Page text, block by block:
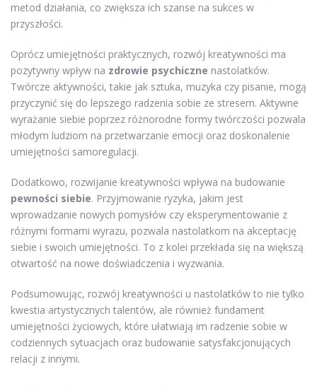
metod działania, co zwiększa ich szanse na sukces w
przyszłości.
Oprócz umiejętności praktycznych, rozwój kreatywności ma
pozytywny wpływ na zdrowie psychiczne nastolatków.
Twórcze aktywności, takie jak sztuka, muzyka czy pisanie, mogą
przyczynić się do lepszego radzenia sobie ze stresem. Aktywne
wyrażanie siebie poprzez różnorodne formy twórczości pozwala
młodym ludziom na przetwarzanie emocji oraz doskonalenie
umiejętności samoregulacji.
Dodatkowo, rozwijanie kreatywności wpływa na budowanie
pewności siebie. Przyjmowanie ryzyka, jakim jest
wprowadzanie nowych pomysłów czy eksperymentowanie z
różnymi formami wyrazu, pozwala nastolatkom na akceptację
siebie i swoich umiejętności. To z kolei przekłada się na większą
otwartość na nowe doświadczenia i wyzwania.
Podsumowując, rozwój kreatywności u nastolatków to nie tylko
kwestia artystycznych talentów, ale również fundament
umiejętności życiowych, które ułatwiają im radzenie sobie w
codziennych sytuacjach oraz budowanie satysfakcjonujących
relacji z innymi.